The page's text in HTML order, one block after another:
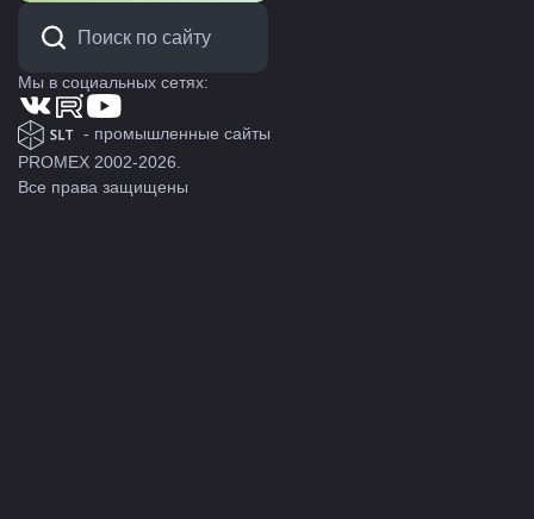
Мы в социальных сетях:
- промышленные сайты
PROMEX 2002-2026.
Все права защищены